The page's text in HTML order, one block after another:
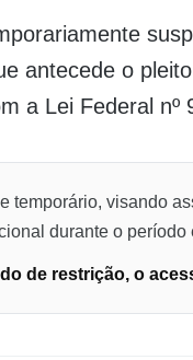
antecede o
a Lei Federal nº
temporário, visando
durante o período
de restrição, o